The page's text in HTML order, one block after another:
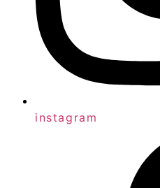
instagram